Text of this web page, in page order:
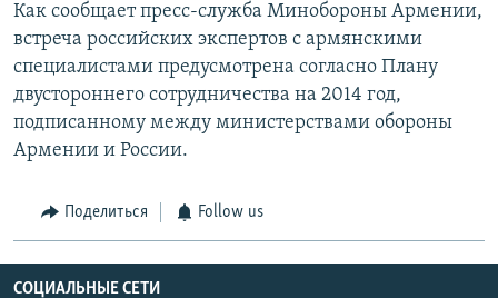
Как сообщает пресс-служба Минобороны Армении,
встреча российских экспертов с армянскими
специалистами предусмотрена согласно Плану
двустороннего сотрудничества на 2014 год,
подписанному между министерствами обороны
Армении и России.
Поделиться Follow us
СОЦИАЛЬНЫЕ СЕТИ